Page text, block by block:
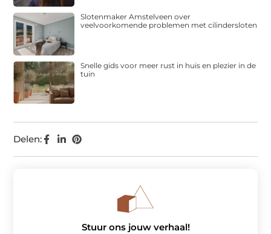
Delen:
Slotenmaker Amstelveen over
veelvoorkomende problemen met cilindersloten
Snelle gids voor meer rust in huis en plezier in de
tuin
Stuur ons jouw verhaal!